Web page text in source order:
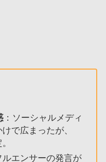
：ソーシャルメディ
で広まったが、
エンサーの発言が